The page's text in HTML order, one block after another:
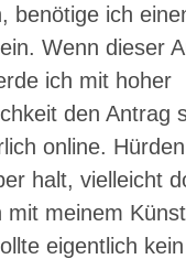
benötige ich
Wenn dieser
ich mit hoher
den Antrag
online.
halt, vielleicht
mit meinem
eigentlich